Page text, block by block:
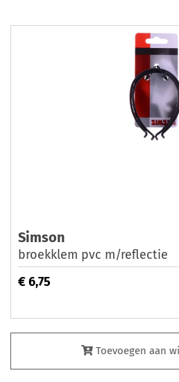
Simson
broekklem pvc m/reflectie
€ 6,75
Toevoegen aan